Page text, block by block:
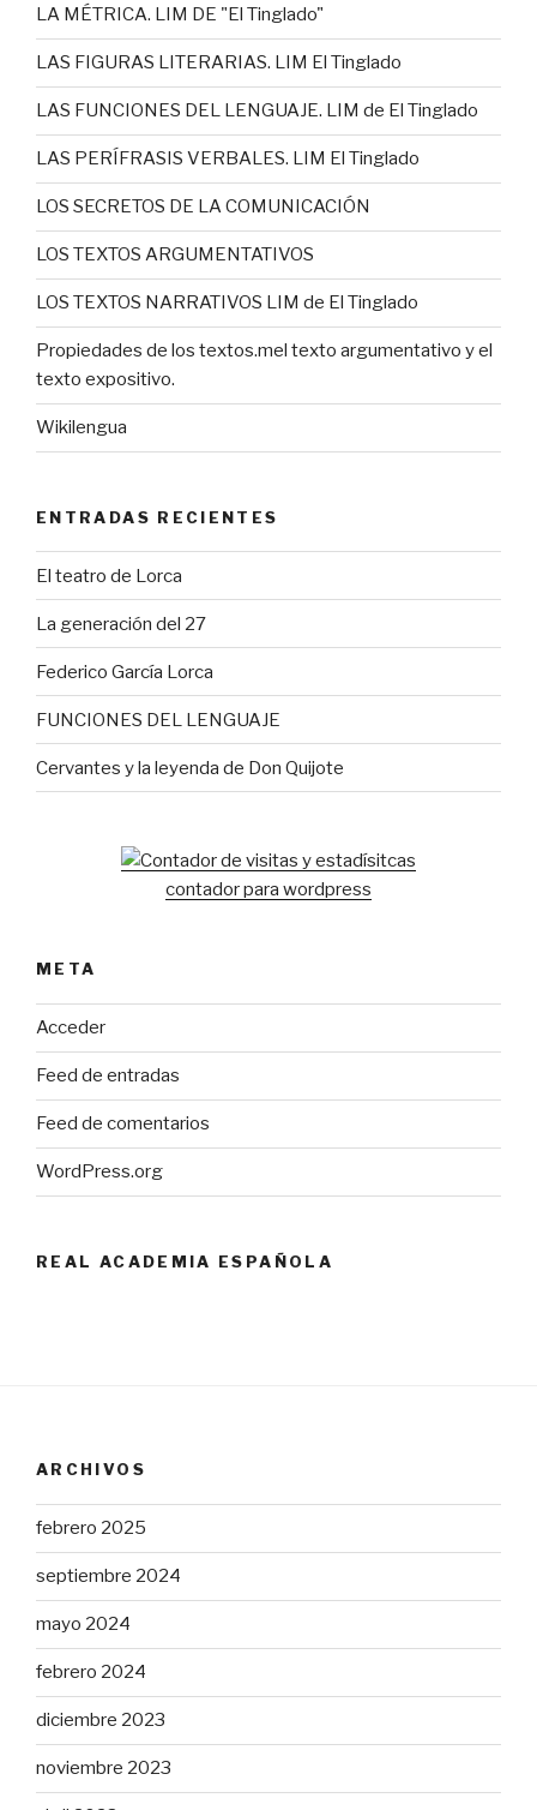
LA MÉTRICA. LIM DE "El Tinglado"
LAS FIGURAS LITERARIAS. LIM El Tinglado
LAS FUNCIONES DEL LENGUAJE. LIM de El Tinglado
LAS PERÍFRASIS VERBALES. LIM El Tinglado
LOS SECRETOS DE LA COMUNICACIÓN
LOS TEXTOS ARGUMENTATIVOS
LOS TEXTOS NARRATIVOS LIM de El Tinglado
Propiedades de los textos.mel texto argumentativo y el
texto expositivo.
Wikilengua
ENTRADAS RECIENTES
El teatro de Lorca
La generación del 27
Federico García Lorca
FUNCIONES DEL LENGUAJE
Cervantes y la leyenda de Don Quijote
contador para wordpress
META
Acceder
Feed de entradas
Feed de comentarios
WordPress.org
REAL ACADEMIA ESPAÑOLA
ARCHIVOS
febrero 2025
septiembre 2024
mayo 2024
febrero 2024
diciembre 2023
noviembre 2023